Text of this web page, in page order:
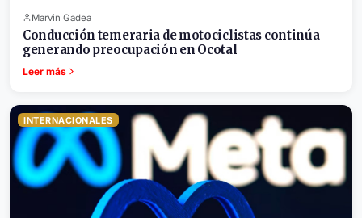
Marvin Gadea
Conducción temeraria de motociclistas continúa
generando preocupación en Ocotal
Leer más
INTERNACIONALES